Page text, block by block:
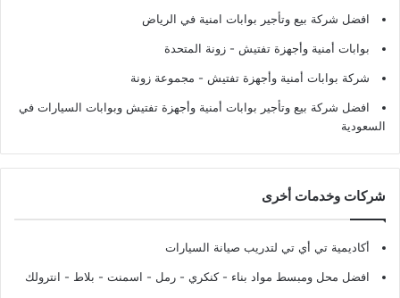
افضل شركة بيع وتأجير بوابات امنية في الرياض
بوابات أمنية وأجهزة تفتيش - زونة المتحدة
شركة بوابات أمنية وأجهزة تفتيش - مجموعة زونة
افضل شركة بيع وتأجير بوابات أمنية وأجهزة تفتيش وبوابات السيارات في
السعودية
شركات وخدمات أخرى
أكاديمية تي أي تي لتدريب صيانة السيارات
افضل محل ومبسط مواد بناء - كنكري - رمل - اسمنت - بلاط - انترولك